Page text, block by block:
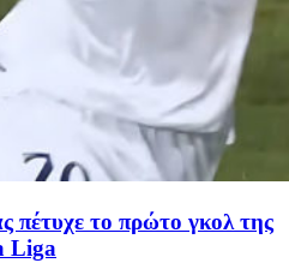
πέτυχε το πρώτο γκολ της
Liga